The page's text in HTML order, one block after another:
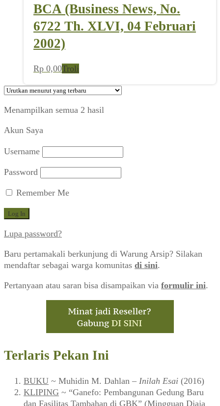
BCA (Business News, No.
6722 Th. XLVI, 04 Februari
2002)
Rp 0,00Troli
Menampilkan semua 2 hasil
Akun Saya
Username
Password
Remember Me
Lupa password?
Baru pertamakali berkunjung di Warung Arsip? Silakan
mendaftar sebagai warga komunitas di sini.
Pertanyaan atau saran bisa disampaikan via formulir ini.
Terlaris Pekan Ini
BUKU ~ Muhidin M. Dahlan – Inilah Esai (2016)
KLIPING ~ “Ganefo: Pembangunan Gedung Baru
dan Fasilitas Tambahan di GBK” (Mingguan Djaja